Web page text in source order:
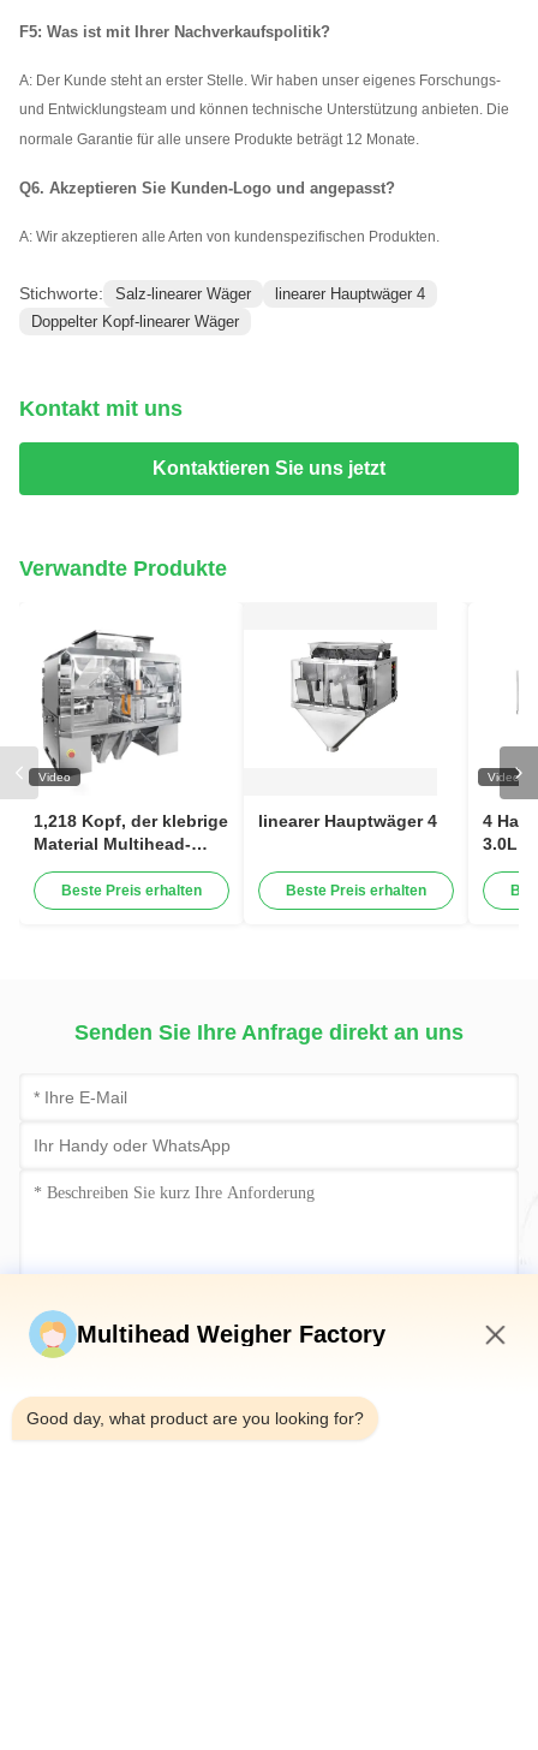
F5: Was ist mit Ihrer Nachverkaufspolitik?
A: Der Kunde steht an erster Stelle. Wir haben unser eigenes Forschungs-
und Entwicklungsteam und können technische Unterstützung anbieten. Die
normale Garantie für alle unsere Produkte beträgt 12 Monate.
Q6. Akzeptieren Sie Kunden-Logo und angepasst?
A: Wir akzeptieren alle Arten von kundenspezifischen Produkten.
Stichworte: Salz-linearer Wäger
linearer Hauptwäger 4
Doppelter Kopf-linearer Wäger
Kontakt mit uns
Kontaktieren Sie uns jetzt
Verwandte Produkte
Video
1,218 Kopf, der klebrige
Material Multihead-
Beste Preis erhalten
linearer Hauptwäger 4
Beste Preis erhalten
Video
4
3.0L
Senden Sie Ihre Anfrage direkt an uns
Jetzt einreichen
Multihead Weigher Factory
Good day, what product are you looking for?